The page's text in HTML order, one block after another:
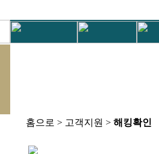
홈으로 > 고객지원 > 해킹확인